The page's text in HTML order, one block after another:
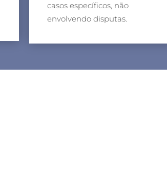
casos específicos, não
envolvendo disputas.